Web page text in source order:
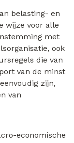
belasting- en
wijze voor alle
met
ook
die van
van de minst
zijn,
van